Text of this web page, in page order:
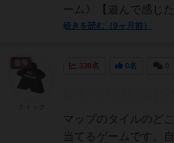
ーム》【遊んで感じ
続きを読む（9ヶ月前）
330名 0名
マップのタイルのど
当てるゲームです。